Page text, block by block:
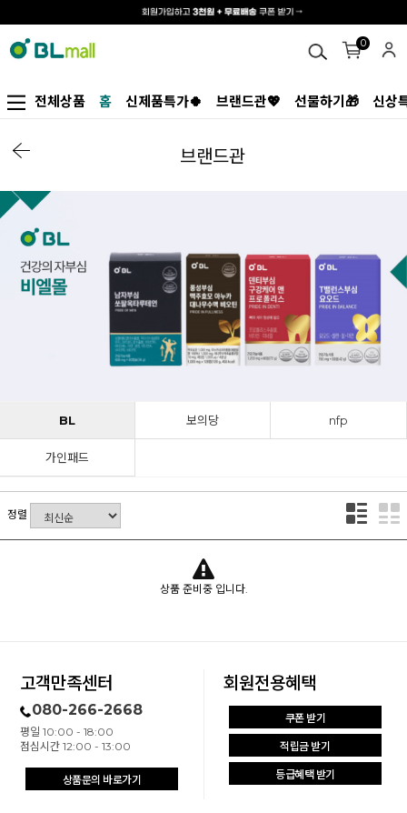
0
전체상품 홈 신제품특가🍀 브랜드관💖 선물하기🎁 신상
브랜드관
BL 보의당 nfp
가인패드
정렬
상품 준비중 입니다.
고객만족센터
080-266-2668
평일 10:00 - 18:00
점심시간 12:00 - 13:00
상품문의 바로가기
회원전용혜택
쿠폰 받기
적립금 받기
등급혜택 받기